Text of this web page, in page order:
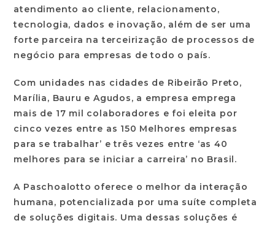
atendimento ao cliente, relacionamento,
tecnologia, dados e inovação, além de ser uma
forte parceira na terceirização de processos de
negócio para empresas de todo o país.
Com unidades nas cidades de Ribeirão Preto,
Marília, Bauru e Agudos, a empresa emprega
mais de 17 mil colaboradores e foi eleita por
cinco vezes entre as 150 Melhores empresas
para se trabalhar’ e três vezes entre ‘as 40
melhores para se iniciar a carreira’ no Brasil.
A Paschoalotto oferece o melhor da interação
humana, potencializada por uma suíte completa
de soluções digitais. Uma dessas soluções é